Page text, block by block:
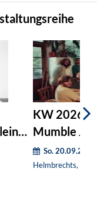
KW 2026 -
Mumble
So.
Helmbrechts,